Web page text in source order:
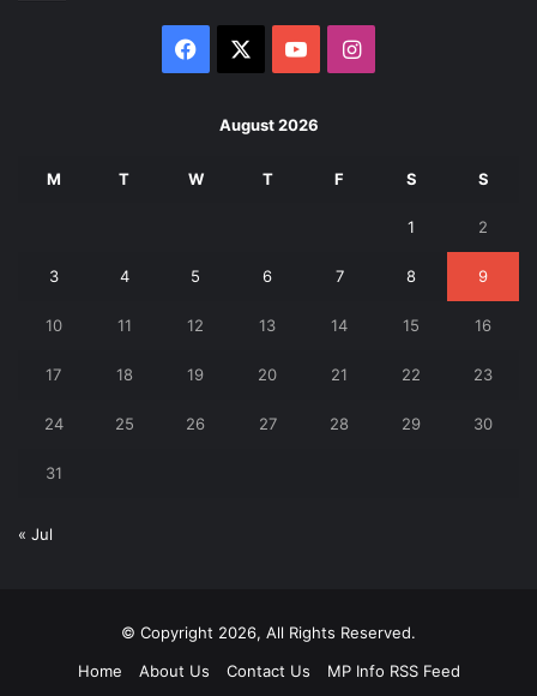
Facebook YouTubeInstagram
August 2026
M T W T F S S
1 2
3 4 5 6 7 8 9
10 11 12 13 14 15 16
17 18 19 20 21 22 23
24 25 26 27 28 29 30
31
« Jul
© Copyright 2026, All Rights Reserved.
Home
About Us Contact Us MP Info RSS Feed